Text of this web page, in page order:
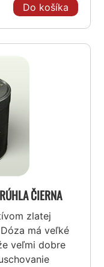
Do košíka
ČIERNA
zlatej
má veľké
veľmi dobre